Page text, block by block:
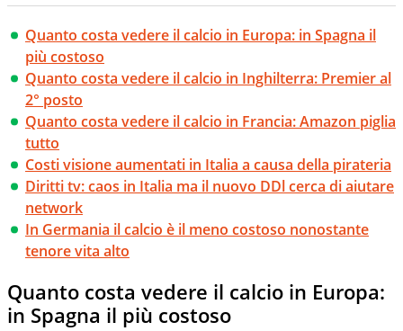
Quanto costa vedere il calcio in Europa: in Spagna il
più costoso
Quanto costa vedere il calcio in Inghilterra: Premier al
2° posto
Quanto costa vedere il calcio in Francia: Amazon piglia
tutto
Costi visione aumentati in Italia a causa della pirateria
Diritti tv: caos in Italia ma il nuovo DDl cerca di aiutare
network
In Germania il calcio è il meno costoso nonostante
tenore vita alto
Quanto costa vedere il calcio in Europa:
in Spagna il più costoso